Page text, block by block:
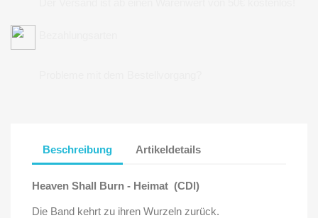
Beschreibung Artikeldetails
Heaven Shall Burn - Heimat (CDl)
Die Band kehrt zu ihren Wurzeln zurück.